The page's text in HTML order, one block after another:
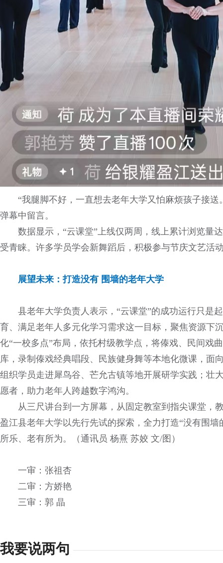
“我腿脚不好，一直想去老年大学又怕麻烦孩子接
弹幕中留言。
数据显示，“云课堂”上线仅两周，线上累计浏览量
受青睐。许多学员学会新舞蹈后，积极参与节庆文艺活
展望未来：打造没有 围墙的老年大学
县老年大学负责人表示，“云课堂”的成功运行只是
育、满足老年人多元化学习需求这一目标，聚焦资源下
化“一校多点”布局，依托村级教学点，将傣戏、民间戏
库，录制傣戏经典唱段、民族健身舞等本地化微课，面
组织学员走进犀鸟谷、芒允古镇等地开展研学实践；壮
愿者，助力老年人跨越数字鸿沟。
从三尺讲台到一方屏幕，从固定教室到指尖课堂，
盈江县老年大学以先行先试的探索，全力打造“没有围
所乐、老有所为。
（通讯员 杨熹 苏姣 文/图）
一审：张祖杏
二审：方娇艳
三审：郭 晶
我要说两句